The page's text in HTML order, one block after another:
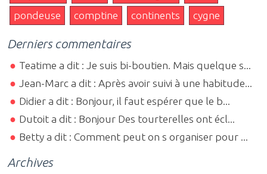
pondeuse
comptine continents cygne
Derniers commentaires
Teatime a dit : Je suis bi-boutien. Mais quelque s...
Jean-Marc a dit : Après avoir suivi à une habitude...
Didier a dit : Bonjour, il faut espérer que le b...
Dutoit a dit : Bonjour Des tourterelles ont écl...
Betty a dit : Comment peut on s organiser pour ...
Archives